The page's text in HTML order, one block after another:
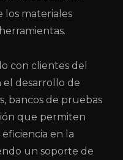
los materiales
con clientes del
el desarrollo de
bancos de pruebas
que permiten
en la
un soporte de